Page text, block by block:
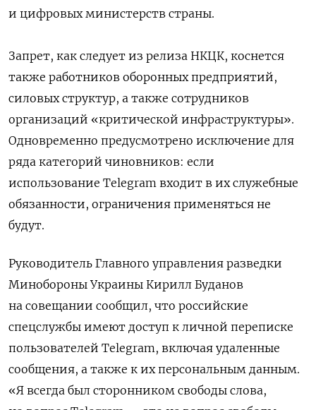
и цифровых министерств страны.
Запрет, как следует из релиза НКЦК, коснется
также работников оборонных предприятий,
силовых структур, а также сотрудников
организаций «критической инфраструктуры».
Одновременно предусмотрено исключение для
ряда категорий чиновников: если
использование Telegram входит в их служебные
обязанности, ограничения применяться не
будут.
Руководитель Главного управления разведки
Минобороны Украины Кирилл Буданов
на совещании сообщил, что российские
спецслужбы имеют доступ к личной переписке
пользователей Telegram, включая удаленные
сообщения, а также к их персональным данным.
«Я всегда был сторонником свободы слова,